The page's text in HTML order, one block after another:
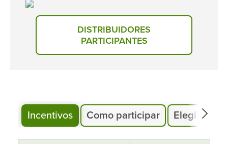
DISTRIBUIDORES
PARTICIPANTES
Incentivos Como participar